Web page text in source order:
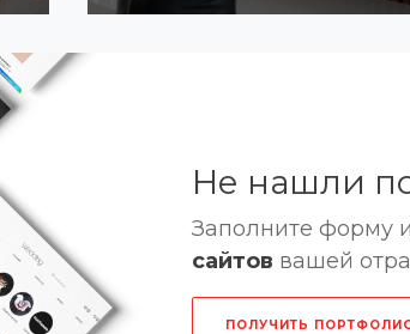
Не нашли
Заполните форму
сайтов вашей
ПОЛУЧИТЬ